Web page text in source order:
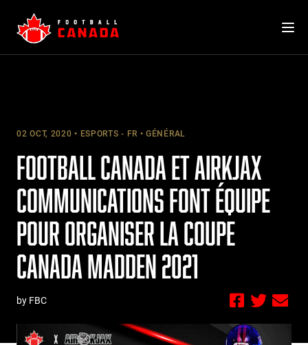
content
02 OCT, 2020 ESPORTS - FR GÉNÉRAL
FOOTBALL CANADA ET AIRKJAX
COMMUNICATIONS FONT ÉQUIPE
POUR ORGANISER LA COUPE
CANADA MADDEN 2021
by FBC